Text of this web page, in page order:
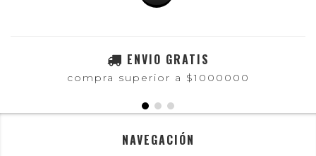
ENVIO GRATIS
compra superior a $1000000
NAVEGACIÓN